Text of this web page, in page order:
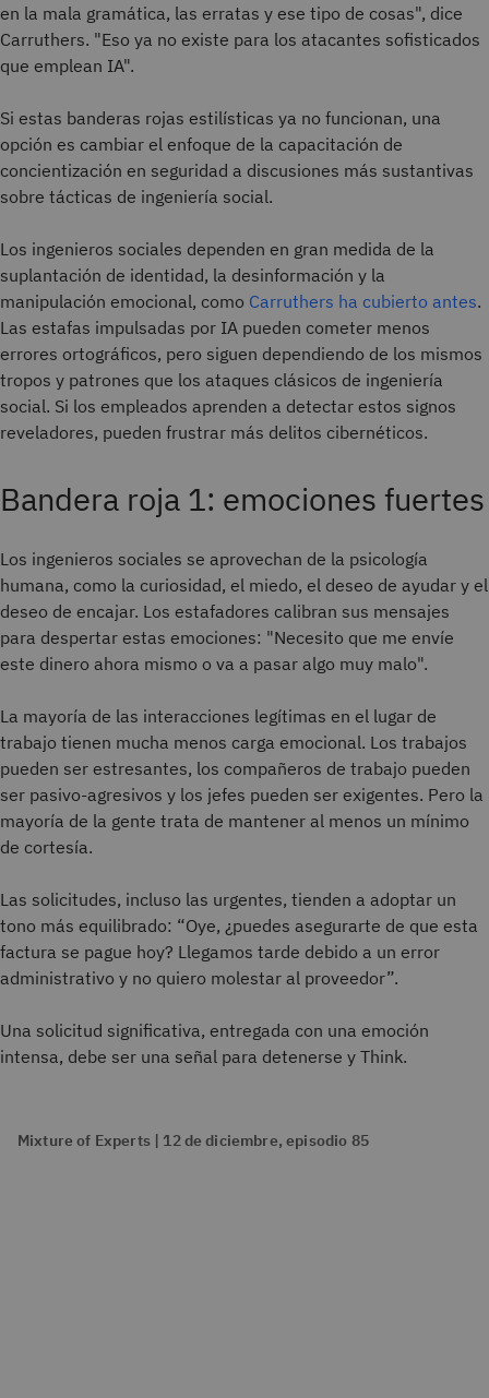
en la mala gramática, las erratas y ese tipo de cosas", dice
Carruthers. "Eso ya no existe para los atacantes sofisticados
que emplean IA".
Si estas banderas rojas estilísticas ya no funcionan, una
opción es cambiar el enfoque de la capacitación de
concientización en seguridad a discusiones más sustantivas
sobre tácticas de ingeniería social.
Los ingenieros sociales dependen en gran medida de la
suplantación de identidad, la desinformación y la
manipulación emocional, como Carruthers ha cubierto antes.
Las estafas impulsadas por IA pueden cometer menos
errores ortográficos, pero siguen dependiendo de los mismos
tropos y patrones que los ataques clásicos de ingeniería
social. Si los empleados aprenden a detectar estos signos
reveladores, pueden frustrar más delitos cibernéticos.
Bandera roja 1: emociones fuertes
Los ingenieros sociales se aprovechan de la psicología
humana, como la curiosidad, el miedo, el deseo de ayudar y el
deseo de encajar. Los estafadores calibran sus mensajes
para despertar estas emociones: "Necesito que me envíe
este dinero ahora mismo o va a pasar algo muy malo".
La mayoría de las interacciones legítimas en el lugar de
trabajo tienen mucha menos carga emocional. Los trabajos
pueden ser estresantes, los compañeros de trabajo pueden
ser pasivo-agresivos y los jefes pueden ser exigentes. Pero la
mayoría de la gente trata de mantener al menos un mínimo
de cortesía.
Las solicitudes, incluso las urgentes, tienden a adoptar un
tono más equilibrado: “Oye, ¿puedes asegurarte de que esta
factura se pague hoy? Llegamos tarde debido a un error
administrativo y no quiero molestar al proveedor”.
Una solicitud significativa, entregada con una emoción
intensa, debe ser una señal para detenerse y Think.
Mixture of Experts | 12 de diciembre, episodio 85